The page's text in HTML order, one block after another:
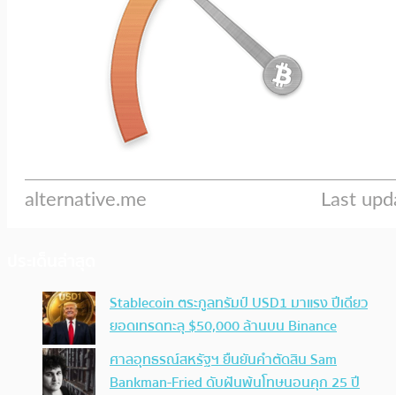
Stablecoin ตระกูลทรัมป์ USD1 มาแรง ปีเดียว
ยอดเทรดทะลุ $50,000 ล้านบน Binance
ศาลอุทธรณ์สหรัฐฯ ยืนยันคำตัดสิน Sam
Bankman-Fried ดับฝันพ้นโทษนอนคุก 25 ปี